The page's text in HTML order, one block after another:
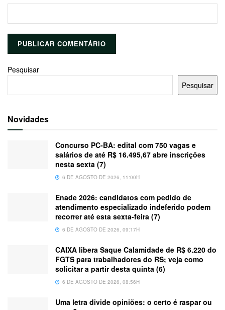
Pesquisar
Pesquisar
Novidades
Concurso PC-BA: edital com 750 vagas e
salários de até R$ 16.495,67 abre inscrições
nesta sexta (7)
6 DE AGOSTO DE 2026, 11:00H
Enade 2026: candidatos com pedido de
atendimento especializado indeferido podem
recorrer até esta sexta-feira (7)
6 DE AGOSTO DE 2026, 09:17H
CAIXA libera Saque Calamidade de R$ 6.220 do
FGTS para trabalhadores do RS; veja como
solicitar a partir desta quinta (6)
6 DE AGOSTO DE 2026, 08:56H
Uma letra divide opiniões: o certo é raspar ou